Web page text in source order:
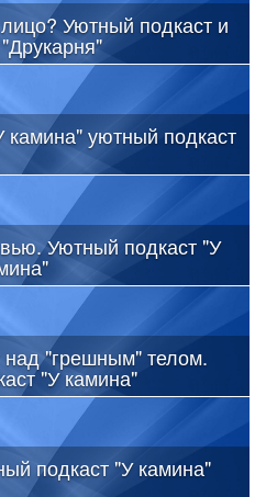
Уютный подкаст и
камина" уютный подкаст
Уютный подкаст "У
"грешным" телом.
"У камина"
подкаст "У камина"